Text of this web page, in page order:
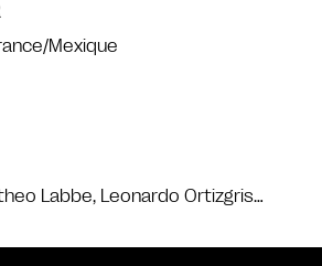
Labbe, Leonardo Ortizgris…
Mexique